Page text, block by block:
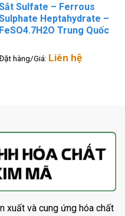
Sulfate – Ferrous
Heptahydrate –
FeSO4.7H2O Trung Quốc
hàng/Giá: Liên hệ
xuất và cung ứng hóa chất